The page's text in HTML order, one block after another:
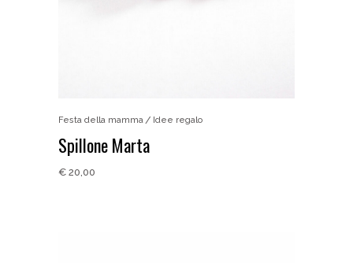
Festa della mamma Idee regalo
Spillone Marta
€ 20,00